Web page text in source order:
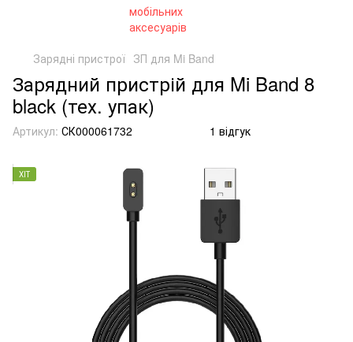
Зарядні пристрої ЗП для Mi Band
Зарядний пристрій для Mi Band 8
black (тех. упак)
Артикул: СК000061732 1 відгук
ХІТ